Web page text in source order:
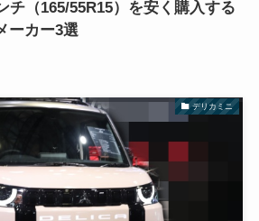
チ（165/55R15）を安く購入する
ーカー3選
デリカミニ